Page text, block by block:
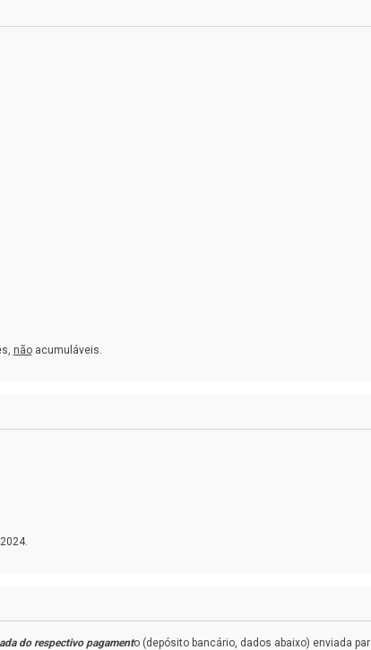
nãoacumuláveis.
do respectivo pagamento (depósito bancário, dados abaixo) enviada